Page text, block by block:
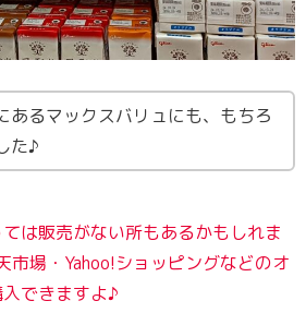
あるマックスバリュにも、もちろ
た♪
は販売がない所もあるかもしれま
市場・Yahoo!ショッピングなどのオ
できますよ♪